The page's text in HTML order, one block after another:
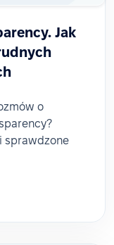
Jak
o
sprawdzone